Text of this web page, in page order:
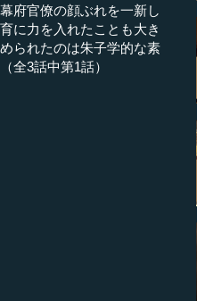
府官僚の顔ぶれを一新し
に力を入れたことも大き
られたのは朱子学的な素
全3話中第1話）